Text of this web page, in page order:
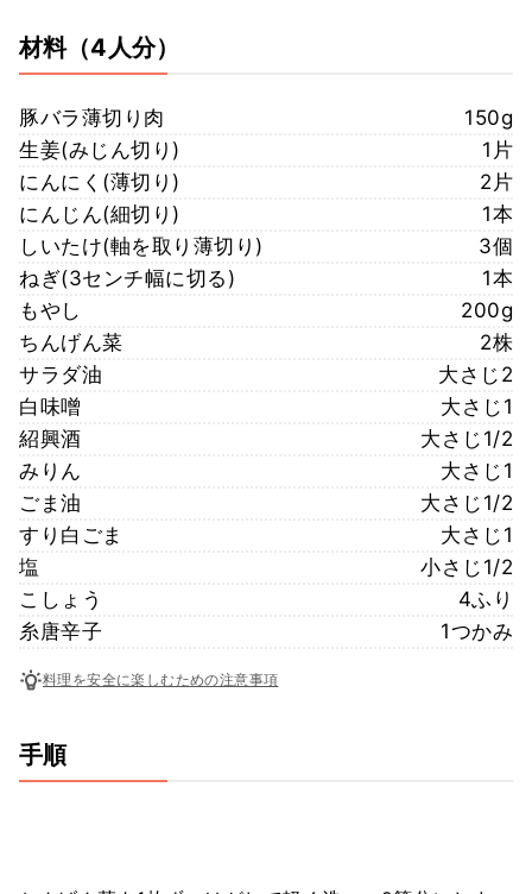
材料（4人分）
豚バラ薄切り肉
150g
生姜(みじん切り)
1片
にんにく(薄切り)
2片
にんじん(細切り)
1本
しいたけ(軸を取り薄切り)
3個
ねぎ(3センチ幅に切る)
1本
もやし
200g
ちんげん菜
2株
サラダ油
大さじ2
白味噌
大さじ1
紹興酒
大さじ1/2
みりん
大さじ1
ごま油
大さじ1/2
すり白ごま
大さじ1
塩
小さじ1/2
こしょう
4ふり
糸唐辛子
1つかみ
料理を安全に楽しむための注意事項
手順